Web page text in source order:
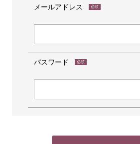
メールアドレス
パスワード